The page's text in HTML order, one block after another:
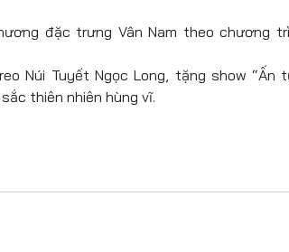
đặc trưng Vân Nam theo chương
Núi Tuyết Ngọc Long, tặng show “Ấn
thiên nhiên hùng vĩ.